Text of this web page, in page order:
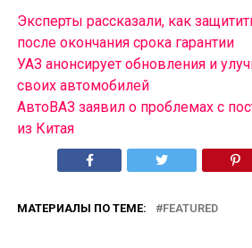
Эксперты рассказали, как
после окончания срока гарантии
УАЗ анонсирует обновления и
своих автомобилей
АвтоВАЗ заявил о проблемах с
из Китая
МАТЕРИАЛЫ ПО ТЕМЕ: FEATURED